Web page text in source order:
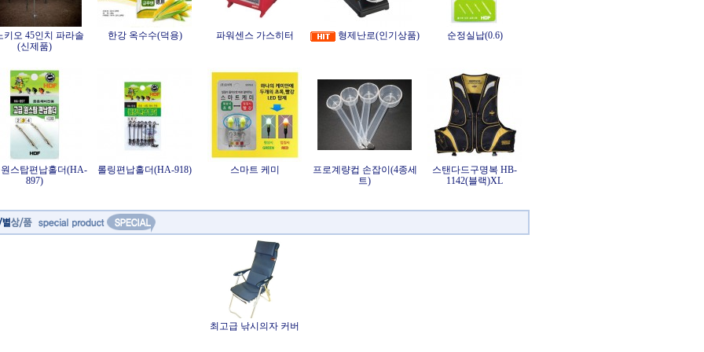
키오 45인치 파라솔
(신제품)
한강 옥수수(덕용) 파워센스 가스히터 형제난로(인기상품) 순정실납(0.6)
스탑편납홀더(HA-
897)
롤링편납홀더(HA-918) 스마트 케미
프로계량컵 손잡이(4종세
트)
스탠다드구명복 HB-
1142(블랙)XL
최고급 낚시의자 커버